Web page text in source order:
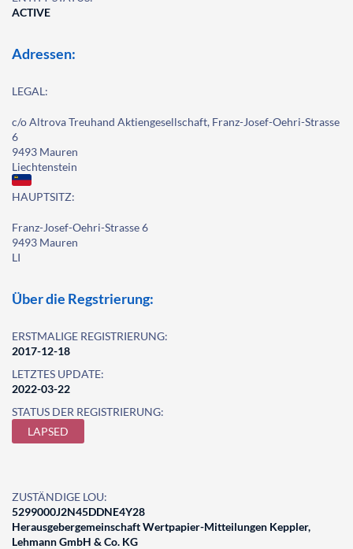
ACTIVE
Adressen:
LEGAL:
c/o Altrova Treuhand Aktiengesellschaft, Franz-Josef-Oehri-Strasse
6
9493 Mauren
Liechtenstein
HAUPTSITZ:
Franz-Josef-Oehri-Strasse 6
9493 Mauren
LI
Über die Regstrierung:
ERSTMALIGE REGISTRIERUNG:
2017-12-18
LETZTES UPDATE:
2022-03-22
STATUS DER REGISTRIERUNG:
LAPSED
ZUSTÄNDIGE LOU:
5299000J2N45DDNE4Y28
Herausgebergemeinschaft Wertpapier-Mitteilungen Keppler,
Lehmann GmbH & Co. KG